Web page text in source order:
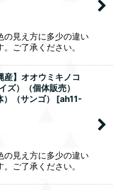
の見え方に多少の違い
ご了承ください。
産】オオウミキノコ
ズ）（個体販売）
（サンゴ）
[ah11-
の見え方に多少の違い
ご了承ください。